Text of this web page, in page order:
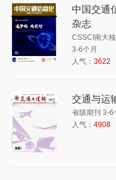
中国交通
杂志
CSSCI南大
3-6个月
人气： 3622
交通与运
省级期刊 3-6
人气： 4908